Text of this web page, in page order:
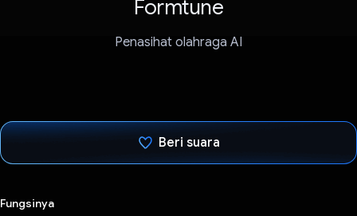
Formtune
Penasihat olahraga AI
Beri suara
Fungsinya